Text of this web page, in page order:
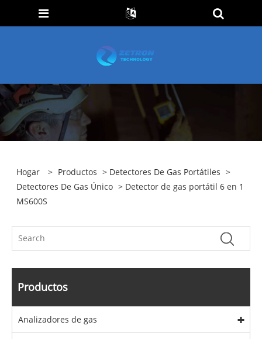
Hogar > Productos > Detectores De Gas Portátiles >
Detectores De Gas Único > Detector de gas portátil 6 en 1
MS600S
Productos
Analizadores de gas